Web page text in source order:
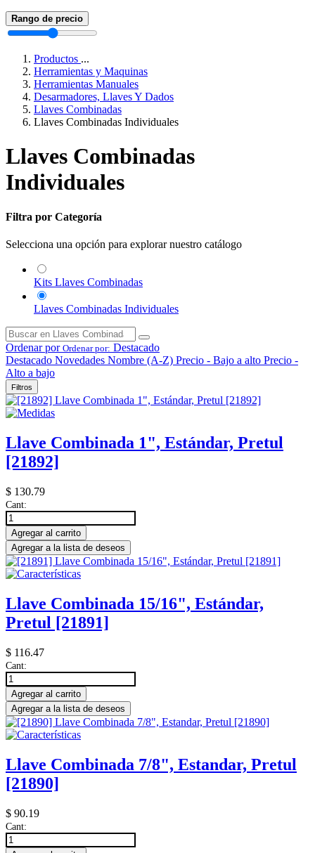
Rango de precio
Productos ...
Herramientas y Maquinas
Herramientas Manuales
Desarmadores, Llaves Y Dados
Llaves Combinadas
Llaves Combinadas Individuales
Llaves Combinadas
Individuales
Filtra por Categoría
Selecciona una opción para explorar nuestro catálogo
Kits Llaves Combinadas
Llaves Combinadas Individuales
Ordenar por Ordenar por: Destacado
Destacado Novedades Nombre (A-Z) Precio - Bajo a alto Precio -
Alto a bajo
Filtros
Llave Combinada 1", Estándar, Pretul
[21892]
$ 130.79
Cant:
Agregar al carrito
Agregar a la lista de deseos
Llave Combinada 15/16", Estándar,
Pretul [21891]
$ 116.47
Cant:
Agregar al carrito
Agregar a la lista de deseos
Llave Combinada 7/8", Estandar, Pretul
[21890]
$ 90.19
Cant: